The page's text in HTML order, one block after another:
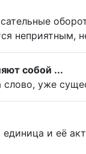
неприятным,
собой ...
слово, уже
и её